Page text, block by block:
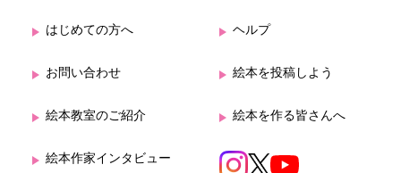
はじめての方へ ヘルプ
お問い合わせ 絵本を投稿しよう
絵本教室のご紹介 絵本を作る皆さんへ
絵本作家インタビュー